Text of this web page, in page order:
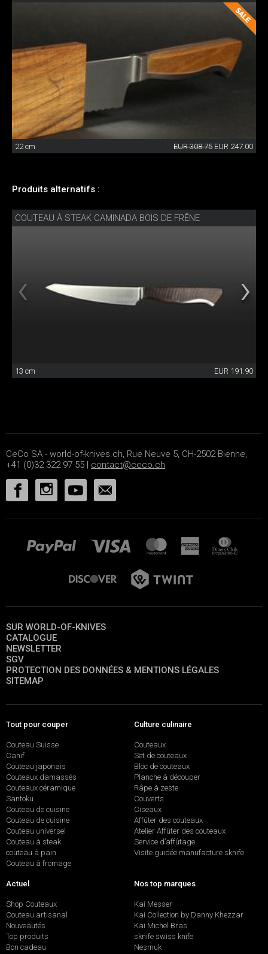
22 cm EUR 308.75 EUR 247.00
Produits alternatifs :
COUTEAU À STEAK CAMINADA BOIS DE FRÊNE
13 cm EUR 191.90
CeCo SA - world-of-knives.ch, Rue Neuve 5, CH-2502 Bienne,
+41 (0)32 322 97 55 | contact@ceco.ch
SUR WORLD-OF-KNIVES
CATALOGUE
NEWSLETTER
SGV
PROTECTION DES DONNÉES & MENTIONS LÉGALES
SITEMAP
Tout pour couper
Couteau Suisse
Canif
Couteau japonais
Couteaux damassés
Couteaux céramique
Santoku
Couteau de cuisine
Couteau de cuisine
Couteau universel
Couteau à steak
couteau à pain
Couteau à fromage
Culture culinaire
Couteaux
Set de couteaux
Bloc de couteaux
Planche à découper
Râpe à zeste
Couverts
Ciseaux
Affûter des couteaux
Atelier Affûter des couteaux
Service d’affûtage
Visite guidée manufacture sknife
Actuel
Shop Couteaux
Couteau artisanal
Nouveautés
Top produits
Bon cadeau
Nos top marques
Kai Messer
Kai Collection by Danny Khezzar
Kai Michel Bras
sknife swiss knife
Nesmuk